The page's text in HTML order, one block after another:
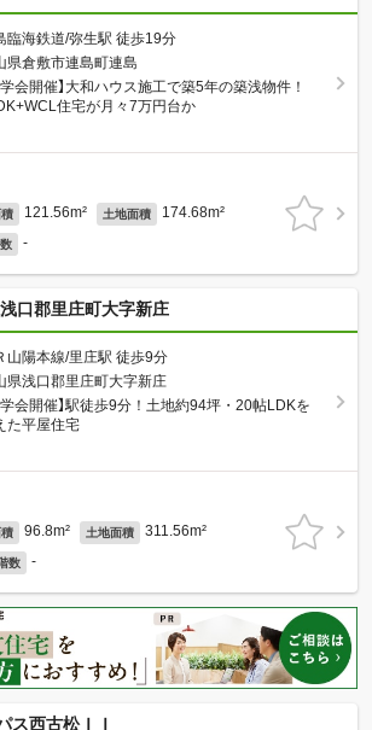
臨海鉄道/弥生駅 徒歩19分
県倉敷市連島町連島
学会開催】大和ハウス施工で築5年の築浅物件！
住宅が月々7万円台か
121.56m² 土地面積 174.68m²
-
口郡里庄町大字新庄
山陽本線/里庄駅 徒歩9分
県浅口郡里庄町大字新庄
学会開催】駅徒歩9分！土地約94坪・20帖LDKを
た平屋住宅
96.8m² 土地面積 311.56m²
数 -
ス西古松ＩＩ